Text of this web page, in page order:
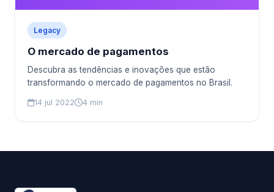
Legacy
O mercado de pagamentos
Descubra as tendências e inovações que estão
transformando o mercado de pagamentos no Brasil.
14 jul 2022 4 min